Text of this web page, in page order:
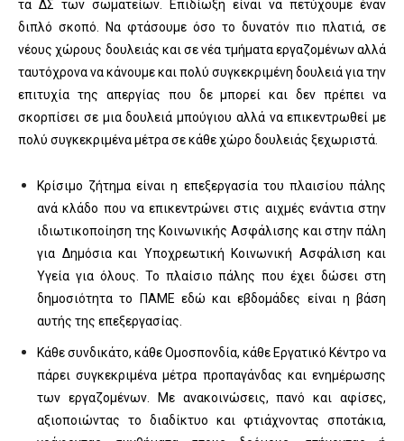
τα ΔΣ των σωματείων. Επιδίωξη είναι να πετύχουμε έναν
διπλό σκοπό. Να φτάσουμε όσο το δυνατόν πιο πλατιά, σε
νέους χώρους δουλειάς και σε νέα τμήματα εργαζομένων αλλά
ταυτόχρονα να κάνουμε και πολύ συγκεκριμένη δουλειά για την
επιτυχία της απεργίας που δε μπορεί και δεν πρέπει να
σκορπίσει σε μια δουλειά μπούγιου αλλά να επικεντρωθεί με
πολύ συγκεκριμένα μέτρα σε κάθε χώρο δουλειάς ξεχωριστά.
Κρίσιμο ζήτημα είναι η επεξεργασία του πλαισίου πάλης
ανά κλάδο που να επικεντρώνει στις αιχμές ενάντια στην
ιδιωτικοποίηση της Κοινωνικής Ασφάλισης και στην πάλη
για Δημόσια και Υποχρεωτική Κοινωνική Ασφάλιση και
Υγεία για όλους. Το πλαίσιο πάλης που έχει δώσει στη
δημοσιότητα το ΠΑΜΕ εδώ και εβδομάδες είναι η βάση
αυτής της επεξεργασίας.
Κάθε συνδικάτο, κάθε Ομοσπονδία, κάθε Εργατικό Κέντρο να
πάρει συγκεκριμένα μέτρα προπαγάνδας και ενημέρωσης
των εργαζομένων. Με ανακοινώσεις, πανό και αφίσες,
αξιοποιώντας το διαδίκτυο και φτιάχνοντας σποτάκια,